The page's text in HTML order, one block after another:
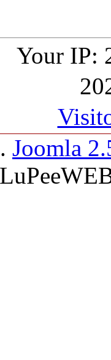
Your IP:
Joomla